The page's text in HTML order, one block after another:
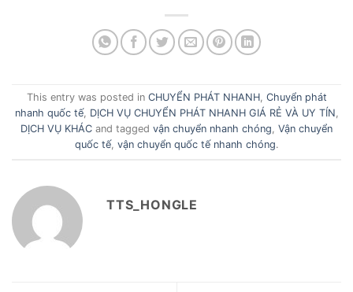
This entry was posted in CHUYỂN PHÁT NHANH, Chuyển phát
nhanh quốc tế, DỊCH VỤ CHUYỂN PHÁT NHANH GIÁ RẺ VÀ UY TÍN,
DỊCH VỤ KHÁC and tagged vận chuyển nhanh chóng, Vận chuyển
quốc tế, vận chuyển quốc tế nhanh chóng.
TTS_HONGLE